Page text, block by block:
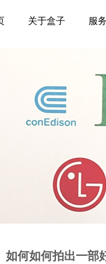
关于盒子 服
如何如何拍出一部